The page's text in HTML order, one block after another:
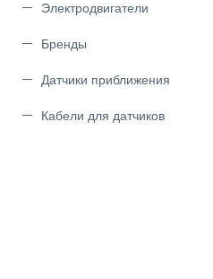
Электродвигатели
Бренды
Датчики приближения
Кабели для датчиков